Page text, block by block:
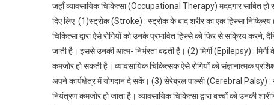
जहाँ व्यावसायिक चिकित्सा (Occupational Therapy) मददगार साबित हो
दिए लिए (1)स्ट्रोक (Stroke) : स्ट्रोक के बाद शरीर का एक हिस्सा
चिकित्सा ‌द्वारा ऐसे रोगियों को उनके प्रभावित हिस्से को फिर से सक्रिय
जाती है। इससे उनकी आत्म- निर्भरता बढ़ती है। (2) मिर्गी (Epilepsy) :
कमजोर हो सकती है। व्यावसायिक चिकित्सक ऐसे रोगियों को संज्ञानात्मक
अपने कार्यक्षेत्र में योगदान दे सकें। (3) सेरेब्रल पाल्सी (Cerebral Palsy) :
नियंत्रण कमजोर हो जाता है। व्यावसायिक चिकित्सा ‌द्वारा बच्चों को उनकी